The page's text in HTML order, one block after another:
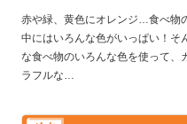
赤や緑、黄色にオレンジ…食べ物
中にはいろんな色がいっぱい！そ
な食べ物のいろんな色を使って、
ラフルな